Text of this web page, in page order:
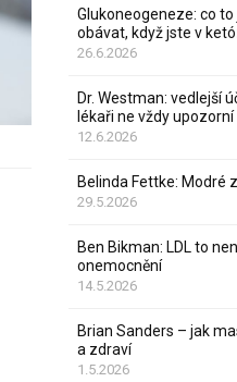
Glukoneogeneze: co
obávat, když jste v
26.6.2026
Dr. Westman: vedlejší
lékaři ne vždy upozorní
12.6.2026
Belinda Fettke: Modré
29.5.2026
Ben Bikman: LDL to
onemocnění
14.5.2026
Brian Sanders – jak
a zdraví
1.5.2026